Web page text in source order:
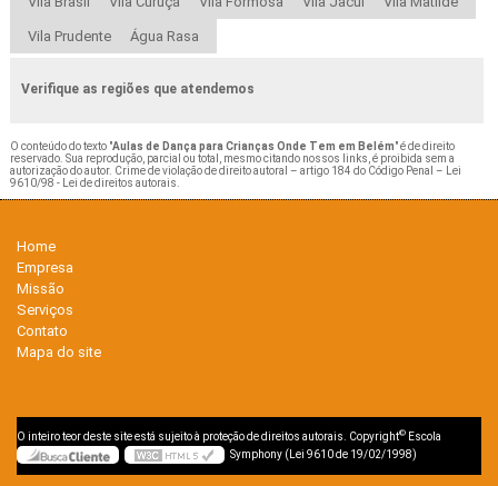
Vila Prudente Água Rasa
Verifique as regiões que atendemos
O conteúdo do texto "Aulas de Dança para Crianças Onde Tem em Belém" é de direito
reservado. Sua reprodução, parcial ou total, mesmo citando nossos links, é proibida sem a
autorização do autor. Crime de violação de direito autoral – artigo 184 do Código Penal –
Lei
9610/98 - Lei de direitos autorais
Home
Empresa
Missão
Serviços
Contato
Mapa do site
O inteiro teor deste site está sujeito à proteção de direitos autorais. Copyright© Escola
Symphony (Lei 9610 de 19/02/1998)